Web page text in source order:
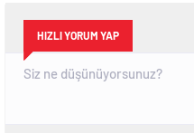
HIZLI YORUM YAP